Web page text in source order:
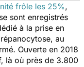
frôle les 25%,
sont enregistrés
à la prise en
au
Ouverte en 2018
là où près de 3.800